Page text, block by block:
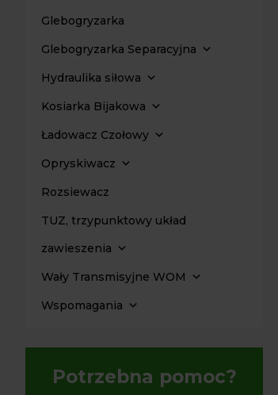
Glebogryzarka
Glebogryzarka Separacyjna
Hydraulika siłowa
Kosiarka Bijakowa
Ładowacz Czołowy
Opryskiwacz
Rozsiewacz
TUZ, trzypunktowy układ
zawieszenia
Wały Transmisyjne WOM
Wspomagania
Potrzebna pomoc?